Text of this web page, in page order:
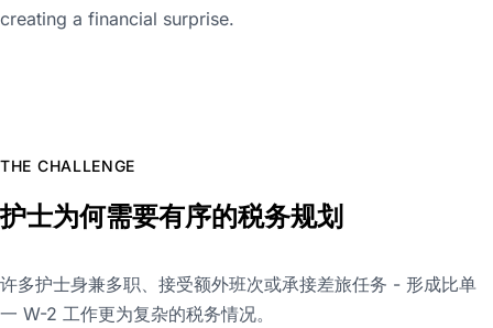
creating a financial surprise.
THE CHALLENGE
护士为何需要有序的税务规划
许多护士身兼多职、接受额外班次或承接差旅任务 - 形成比单
一 W-2 工作更为复杂的税务情况。